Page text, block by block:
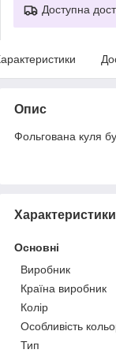
Доступна
Опис
Фольгована куля
Характеристики
Основні
Виробник
Країна виробник
Колір
Особливість
Тип